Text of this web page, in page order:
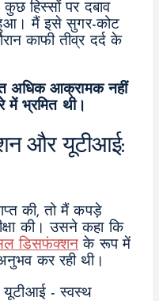
कुछ हिस्सों पर दबाव
हुआ। मैं इसे सुगर-कोट
काफी तीव्र दर्द के
अधिक आक्रामक नहीं
में भ्रमित थी।
और यूटीआई:
की, तो मैं कपड़े
की। उसने कहा कि
डिसफंक्शन के रूप में
कर रही थी।